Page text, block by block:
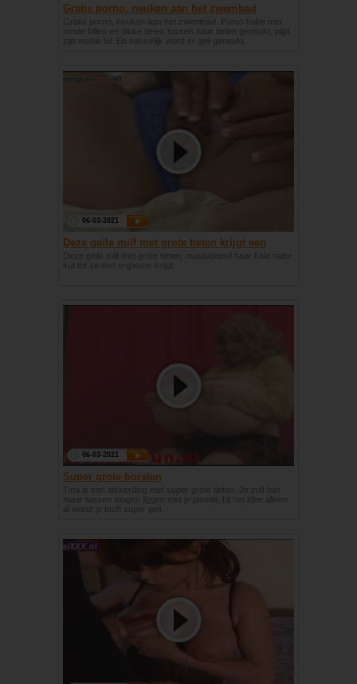
Gratis porno, neuken aan het zwembad
Gratis porno, neuken aan het zwembad. Porno babe met
ronde billen en dikke tieten tussen haar tieten geneukt, pijpt
zijn mooie lul. En natuurlijk word er geil geneukt.
06-03-2021
Deze geile milf met grote tieten krijgt een
orgasme
Deze geile milf met grote tieten, mastubeerd haar kale natte
kut tot ze een orgasme krijgt.
06-03-2021
Super grote borsten
Tina is een lekkerding met super grote tieten. Je zult hier
maar tussen mogen liggen met je piemel, bij het idee alleen
al wordt je toch super geil.